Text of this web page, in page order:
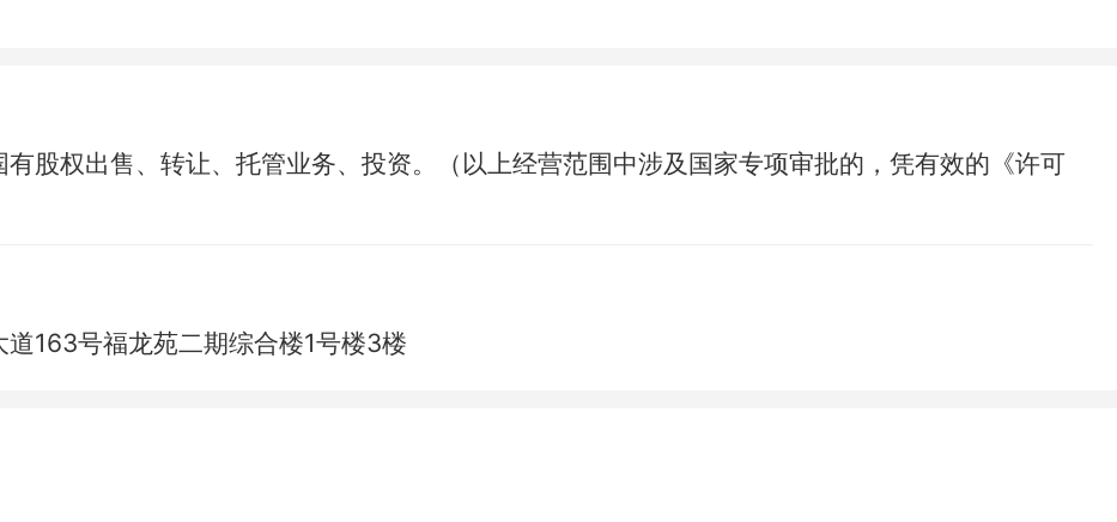
股权出售、转让、托管业务、投资。（以上经营范围中涉及国家专项审批的，凭有效的《许可
163号福龙苑二期综合楼1号楼3楼